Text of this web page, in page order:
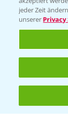
Ackerbau
Saatgut
PAMIRA -
jeder Zeit
unserer